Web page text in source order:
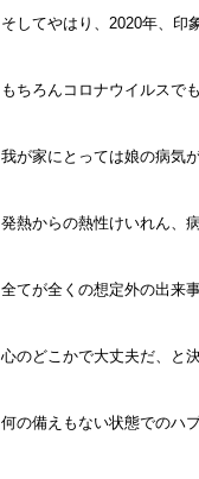
そしてやはり、2020年、印
もちろんコロナウイルスで
我が家にとっては娘の病気
発熱からの熱性けいれん、
全てが全くの想定外の出来
心のどこかで大丈夫だ、と
何の備えもない状態でのハ